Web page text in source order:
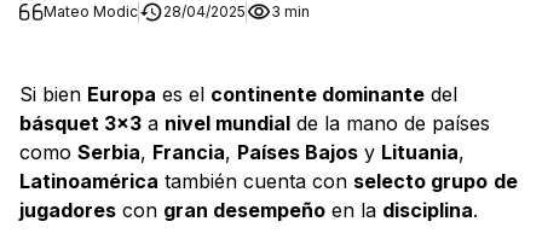
Mateo Modic 28/04/2025 3 min
Si bien Europa es el continente dominante del
básquet 3x3 a nivel mundial de la mano de países
como Serbia, Francia, Países Bajos y Lituania,
Latinoamérica también cuenta con selecto grupo de
jugadores con gran desempeño en la disciplina.